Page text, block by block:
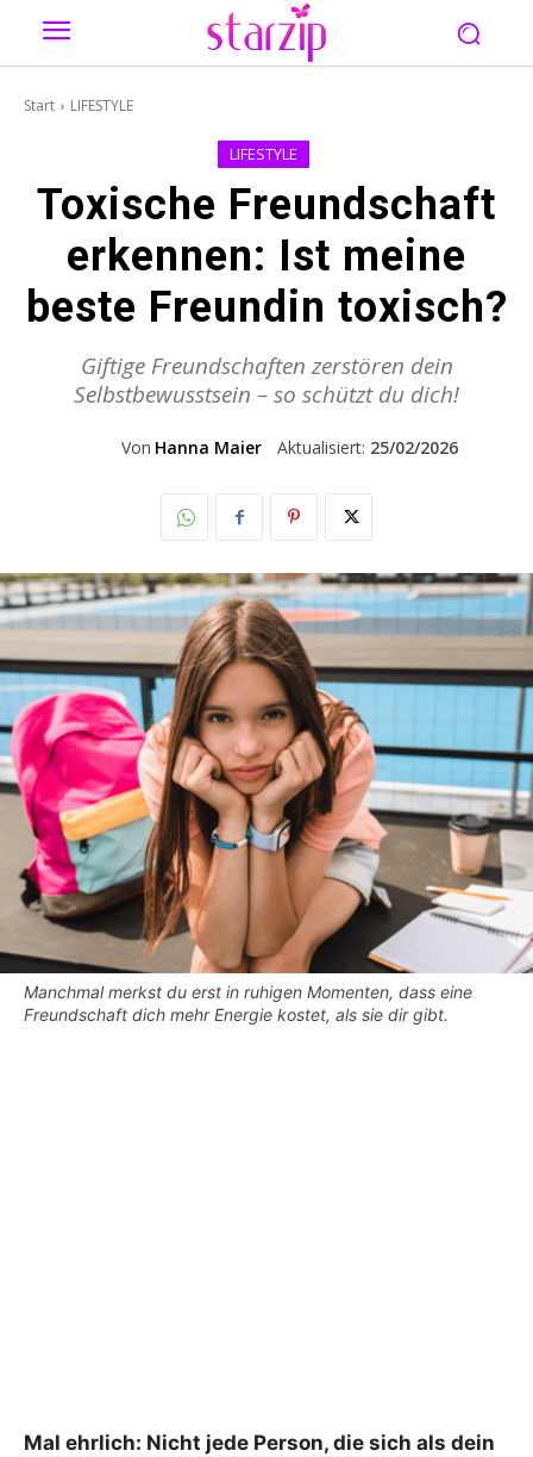
Start LIFESTYLE
LIFESTYLE
Toxische Freundschaft
erkennen: Ist meine
beste Freundin toxisch?
Giftige Freundschaften zerstören dein
Selbstbewusstsein – so schützt du dich!
Von Hanna Maier Aktualisiert: 25/02/2026
Manchmal merkst du erst in ruhigen Momenten, dass eine
Freundschaft dich mehr Energie kostet, als sie dir gibt.
Mal ehrlich: Nicht jede Person, die sich als dein